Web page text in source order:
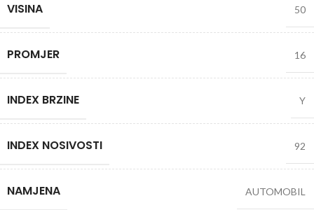
VISINA 50
PROMJER 16
INDEX BRZINE Y
INDEX NOSIVOSTI 92
NAMJENA AUTOMOBIL